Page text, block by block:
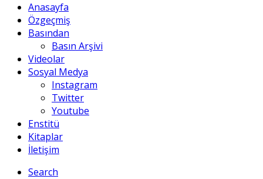
Anasayfa
Özgeçmiş
Basından
Basın Arşivi
Videolar
Sosyal Medya
Instagram
Twitter
Youtube
Enstitü
Kitaplar
İletişim
Search